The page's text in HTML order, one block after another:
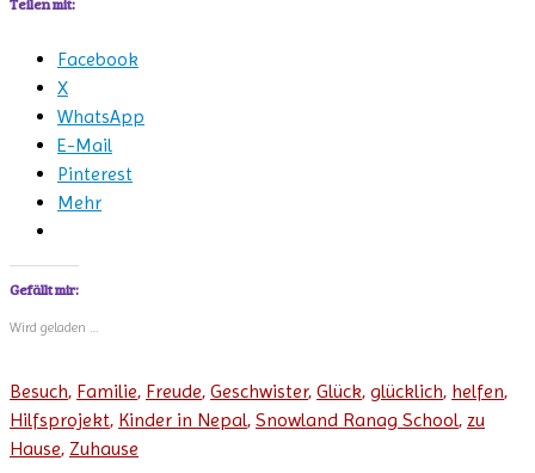
Facebook
X
WhatsApp
E-Mail
Pinterest
Mehr
Gefällt mir:
Wird geladen …
Besuch, Familie, Freude, Geschwister, Glück, glücklich, helfen,
Hilfsprojekt, Kinder in Nepal, Snowland Ranag School, zu
Hause, Zuhause